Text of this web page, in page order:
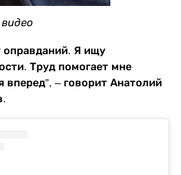
оправданий. Я ищу
Труд помогает мне
вперед”, – говорит Анатолий